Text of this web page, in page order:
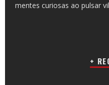
mentes curiosas ao pulsar
+